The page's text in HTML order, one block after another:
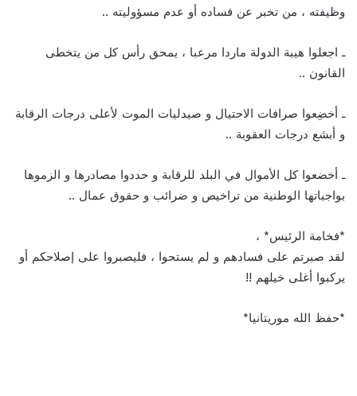
وظيفته ، من تخبر عن فساده أو عدم مسؤوليته ..
ـ اجعلوا هيبة الدولة ماردا مرعبا ، يمحق رأس كل من يتخطى
القانون ..
ـ أخضِعوا صرافات الاحتيال و صيدليات الموت لأعلى درجات الرقابة
و أبشع درجات العقوبة ..
ـ أخضعوا كل الأموال في البلد للرقابة و حددوا مصادرها و الزموها
بواجباتها الوطنية من تراخيص و ضرائب و حقوق عمال ..
*فخامة الرئيس* ،
لقد صبرتم على فسادهم و لم يستحوا ، فليصبروا على إصلاحكم أو
يركبوا أغلى خيلهم !!
*حفظ الله موريتانيا*